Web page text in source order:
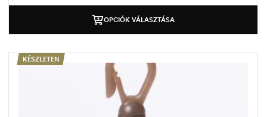
OPCIÓK VÁLASZTÁSA
KÉSZLETEN